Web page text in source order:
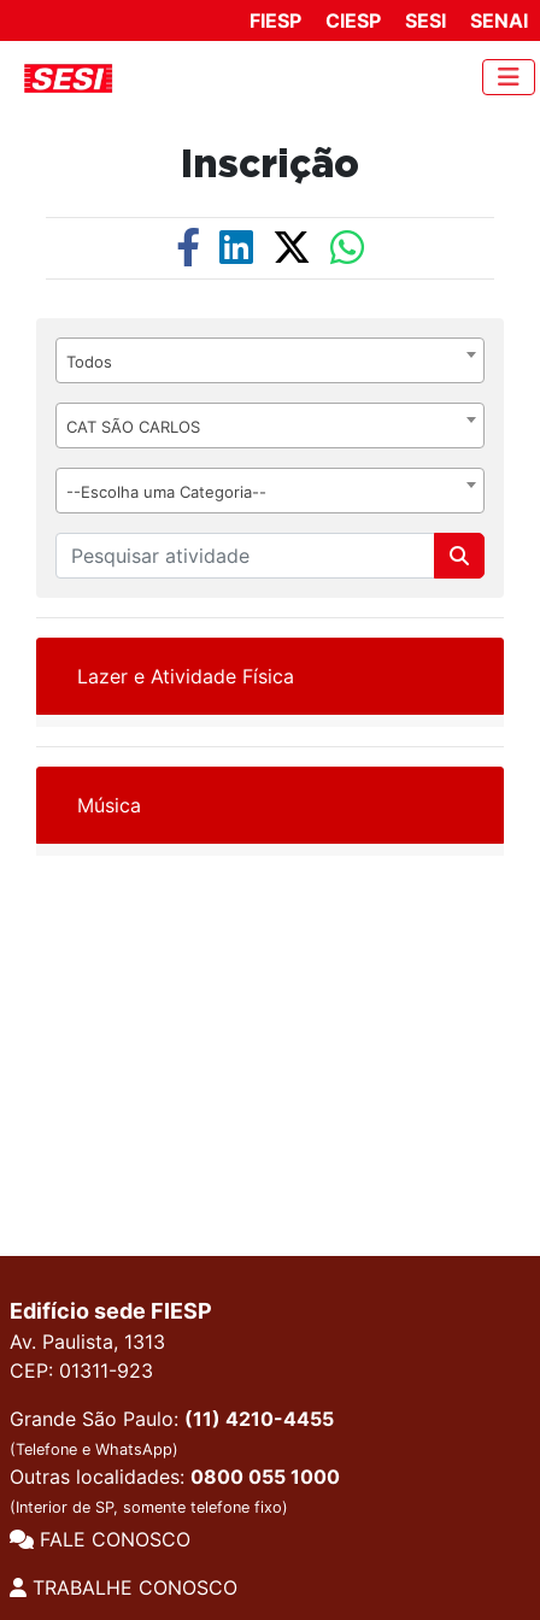
FIESP CIESP SESI SENAI
Inscrição
Todos
CAT SÃO CARLOS
--Escolha uma Categoria--
Lazer e Atividade Física
Música
Edifício sede FIESP
Av. Paulista, 1313
CEP: 01311-923
Grande São Paulo: (11) 4210-4455
(Telefone e WhatsApp)
Outras localidades: 0800 055 1000
(Interior de SP, somente telefone fixo)
FALE CONOSCO
TRABALHE CONOSCO